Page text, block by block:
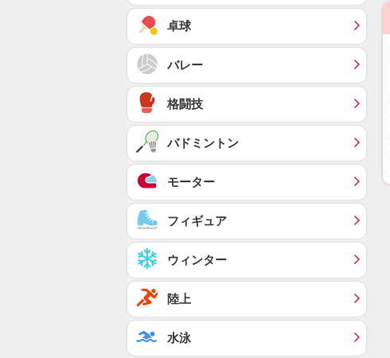
卓球
バレー
格闘技
バドミントン
モーター
フィギュア
ウィンター
陸上
水泳